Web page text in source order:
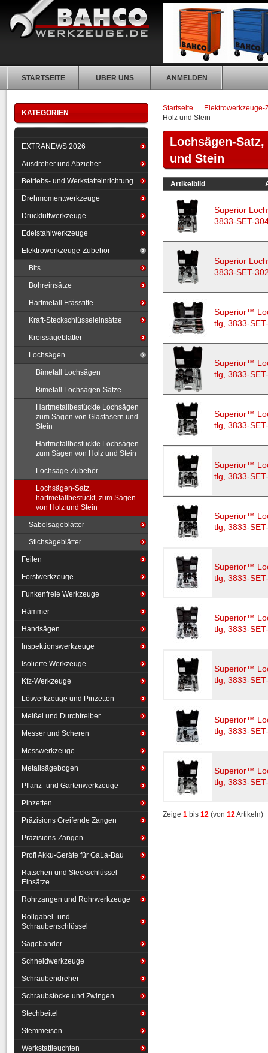
STARTSEITE ÜBER UNS ANMELDEN
Startseite
Elektrowerkzeuge-
Holz und Stein
Lochsägen-
und Stein
Artikelbild
Superior
3833-SET-
Superior
3833-SET-
Superior™
tlg, 3833-
Superior™
tlg, 3833-
Superior™
tlg, 3833-
Superior™
tlg, 3833-
Superior™
tlg, 3833-
Superior™
tlg, 3833-
Superior™
tlg, 3833-
Superior™
tlg, 3833-
Superior™
tlg, 3833-
Superior™
tlg, 3833-
Zeige 1 bis 12 (von 12Artikeln)
KATEGORIEN
EXTRANEWS 2026
Ausdreher und Abzieher
Betriebs- und Werkstatteinrichtung
Drehmomentwerkzeuge
Druckluftwerkzeuge
Edelstahlwerkzeuge
Elektrowerkzeuge-Zubehör
Bits
Bohreinsätze
Hartmetall Frässtifte
Kraft-Steckschlüsseleinsätze
Kreissägeblätter
Lochsägen
Bimetall Lochsägen
Bimetall Lochsägen-Sätze
Hartmetallbestückte Lochsägen
zum Sägen von Glasfasern und
Stein
Hartmetallbestückte Lochsägen
zum Sägen von Holz und Stein
Lochsäge-Zubehör
Lochsägen-Satz,
hartmetallbestückt, zum Sägen
von Holz und Stein
Säbelsägeblätter
Stichsägeblätter
Feilen
Forstwerkzeuge
Funkenfreie Werkzeuge
Hämmer
Handsägen
Inspektionswerkzeuge
Isolierte Werkzeuge
Kfz-Werkzeuge
Lötwerkzeuge und Pinzetten
Meißel und Durchtreiber
Messer und Scheren
Messwerkzeuge
Metallsägebogen
Pflanz- und Gartenwerkzeuge
Pinzetten
Präzisions Greifende Zangen
Präzisions-Zangen
Profi Akku-Geräte für GaLa-Bau
Ratschen und Steckschlüssel-
Einsätze
Rohrzangen und Rohrwerkzeuge
Rollgabel- und
Schraubenschlüssel
Sägebänder
Schneidwerkzeuge
Schraubendreher
Schraubstöcke und Zwingen
Stechbeitel
Stemmeisen
Werkstattleuchten